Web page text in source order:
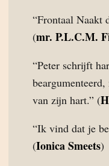
“Frontaal Naakt
(mr. P.L.C.M.
“Peter schrijft
van zijn hart.” (
“Ik vind dat je
(Ionica Smeets)